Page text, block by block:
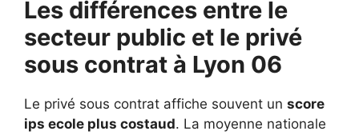
Les différences entre le
secteur public et le privé
sous contrat à Lyon 06
Le privé sous contrat affiche souvent un score
ips ecole plus costaud. La moyenne nationale